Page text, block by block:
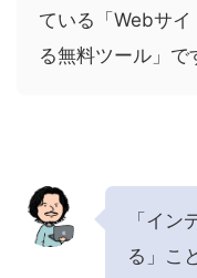
ている「Webサ
る無料ツール」で
「イ
る」こ